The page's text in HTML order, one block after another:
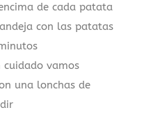
de cada patata
con las patatas
cuidado vamos
una lonchas de